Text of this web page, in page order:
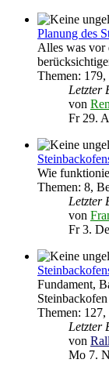
Planung des
Alles was vor
Themen: 179,
Letzter
von
Fr 29.
Wie
Themen: 8,
Letzter
von
Fr 3.
Fundament,
Themen: 127,
Letzter
von
Mo 7.